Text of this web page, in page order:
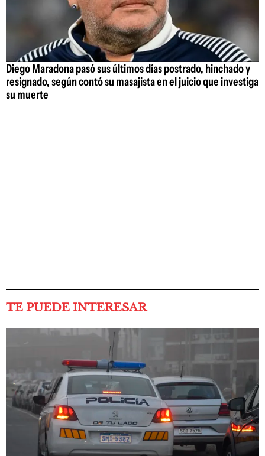
Diego Maradona pasó sus últimos días postrado, hinchado y
resignado, según contó su masajista en el juicio que investiga
su muerte
TE PUEDE INTERESAR